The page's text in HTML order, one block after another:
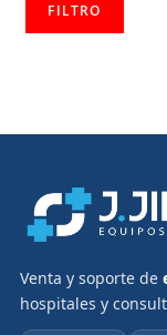
FILTRO
Venta y soporte de
hospitales y